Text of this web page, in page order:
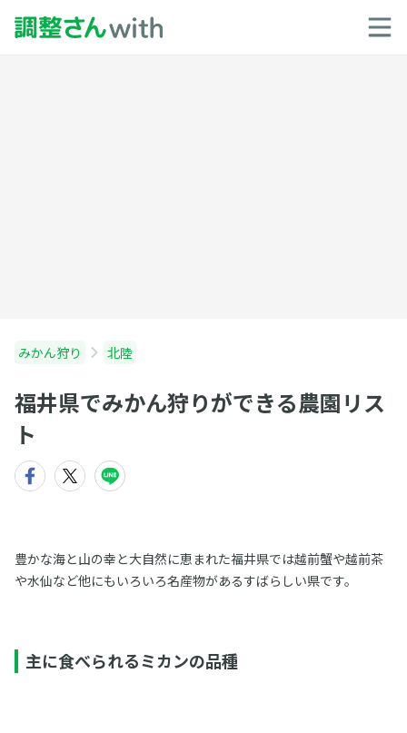
みかん狩り 北陸
福井県でみかん狩りができる農園リス
ト
豊かな海と山の幸と大自然に恵まれた福井県では越前蟹や越前茶
や水仙など他にもいろいろ名産物があるすばらしい県です。
主に食べられるミカンの品種